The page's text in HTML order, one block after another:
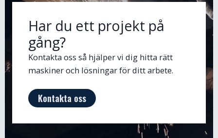
Har du ett projekt på
gång?
Kontakta oss så hjälper vi dig hitta rätt
maskiner och lösningar för ditt arbete.
Kontakta oss